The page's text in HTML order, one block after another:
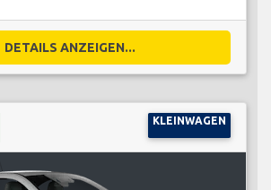
DETAILS ANZEIGEN...
KLEINWAGEN